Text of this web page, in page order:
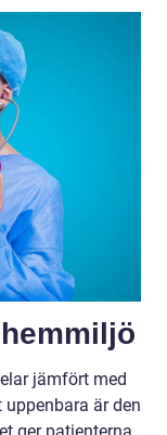
jämfört med
är den